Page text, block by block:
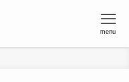
menu